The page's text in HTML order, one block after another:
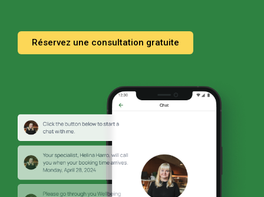
Réservez une consultation gratuite